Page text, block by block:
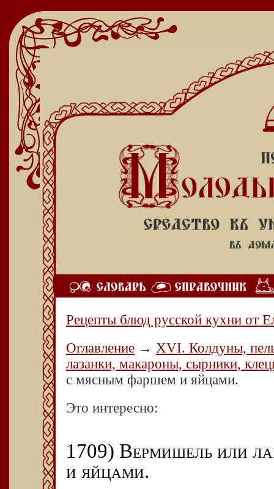
Рецепты блюд русской кухни от
Оглавление → XVI. Колдуны,
лазанки, макароны, сырники,
с мясным фаршем и яйцами.
Это интересно:
1709) Вермишель или
и яйцами.